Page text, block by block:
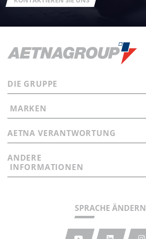
SPRACHE ÄNDERN
DIE GRUPPE
MARKEN
AETNA VERANTWORTUNG
ANDERE
INFORMATIONEN